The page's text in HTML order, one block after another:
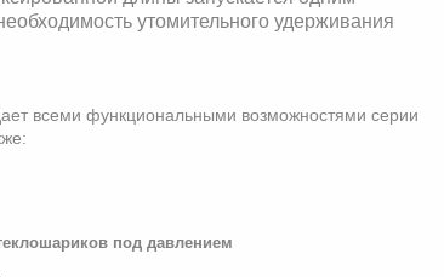
утомительного удерживания
всеми функциональными возможностями серии
под давлением